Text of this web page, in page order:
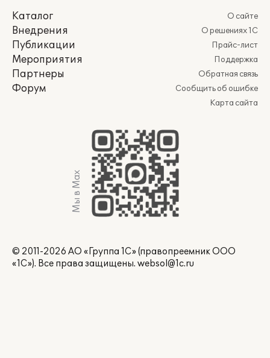
Каталог
Внедрения
Публикации
Мероприятия
Партнеры
Форум
О сайте
О решениях 1С
Прайс-лист
Поддержка
Обратная связь
Сообщить об ошибке
Карта сайта
Мы в Max
© 2011-2026 АО «Группа 1С» (правопреемник ООО
«1С»). Все права защищены. websol@1c.ru